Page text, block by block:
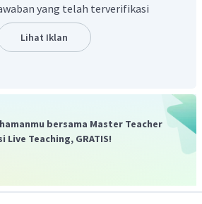
barang secara efisien dan
tersebut diproduksi (
yang telah terverifikasi
Lihat Iklan
bersama Master Teacher
Live Teaching, GRATIS!